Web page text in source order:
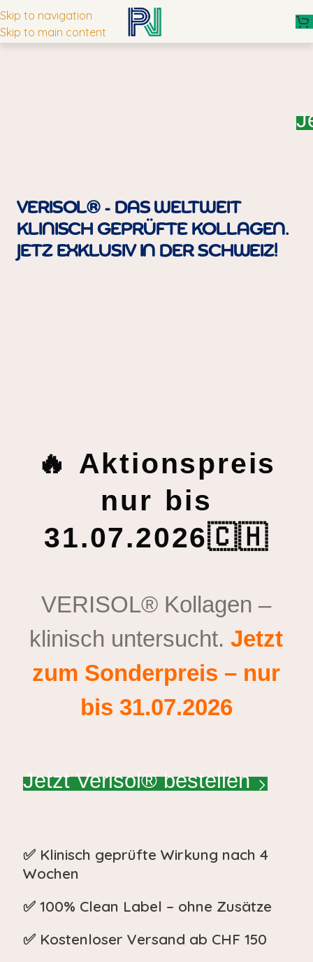
Skip to navigation
Skip to main content
VERISOL® - DAS WELTWEIT
KLINISCH GEPRÜFTE KOLLAGEN.
JETZ EXKLUSIV IN DER SCHWEIZ!
🔥 Aktionspreis
nur bis
31.07.2026🇨🇭
VERISOL® Kollagen –
klinisch untersucht.Jetzt
zum Sonderpreis – nur
bis 31.07.2026
Jetzt Verisol® bestellen
✅ Klinisch geprüfte Wirkung nach 4
Wochen
✅ 100% Clean Label – ohne Zusätze
✅ Kostenloser Versand ab CHF 150